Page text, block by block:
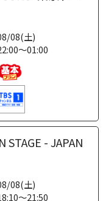
08(土)
～01:00
STAGE - JAPAN
08(土)
～21:50